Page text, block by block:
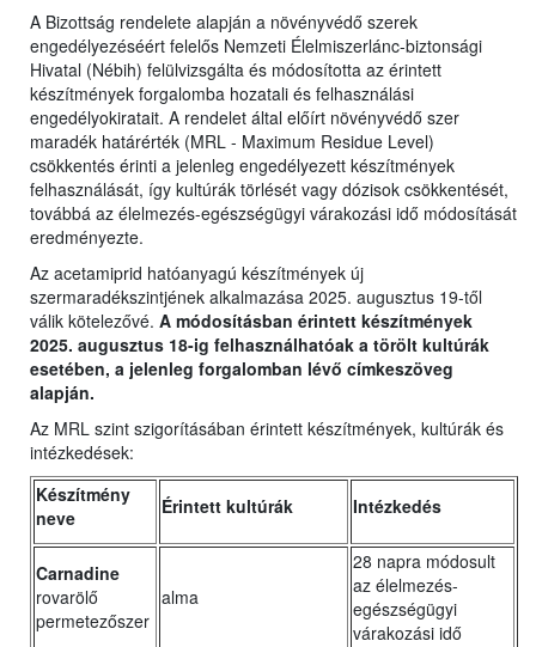
A Bizottság rendelete alapján a növényvédő szerek
engedélyezéséért felelős Nemzeti Élelmiszerlánc-biztonsági
Hivatal (Nébih) felülvizsgálta és módosította az érintett
készítmények forgalomba hozatali és felhasználási
engedélyokiratait. A rendelet által előírt növényvédő szer
maradék határérték (MRL - Maximum Residue Level)
csökkentés érinti a jelenleg engedélyezett készítmények
felhasználását, így kultúrák törlését vagy dózisok csökkentését,
továbbá az élelmezés-egészségügyi várakozási idő módosítását
eredményezte.
Az acetamiprid hatóanyagú készítmények új
szermaradékszintjének alkalmazása 2025. augusztus 19-től
válik kötelezővé. A módosításban érintett készítmények
2025. augusztus 18-ig felhasználhatóak a törölt kultúrák
esetében, a jelenleg forgalomban lévő címkeszöveg
alapján.
Az MRL szint szigorításában érintett készítmények, kultúrák és
intézkedések:
Készítmény
neve
Érintett kultúrák Intézkedés
Carnadine
rovarölő
permetezőszer
alma
28 napra módosult
az élelmezés-
egészségügyi
várakozási idő